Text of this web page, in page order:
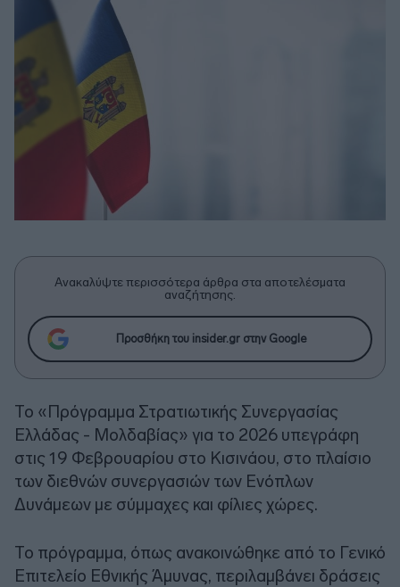
Ανακαλύψτε περισσότερα άρθρα στα αποτελέσματα
αναζήτησης.
Προσθήκη του insider.gr στην Google
Το «Πρόγραμμα Στρατιωτικής Συνεργασίας
Ελλάδας - Μολδαβίας» για το 2026 υπεγράφη
στις 19 Φεβρουαρίου στο Κισινάου, στο πλαίσιο
των διεθνών συνεργασιών των Ενόπλων
Δυνάμεων με σύμμαχες και φίλιες χώρες.
Το πρόγραμμα, όπως ανακοινώθηκε από το Γενικό
Επιτελείο Εθνικής Άμυνας, περιλαμβάνει δράσεις